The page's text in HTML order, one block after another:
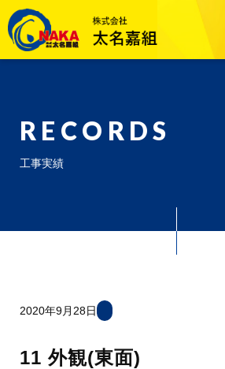
RECORDS
工事実績
2020年9月28日
11 外観(東面)